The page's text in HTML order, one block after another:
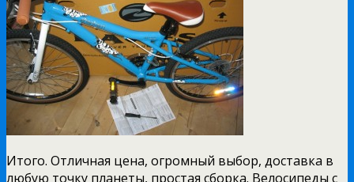
Итого. Отличная цена, огромный выбор, доставка в
любую точку планеты, простая сборка. Велосипеды с